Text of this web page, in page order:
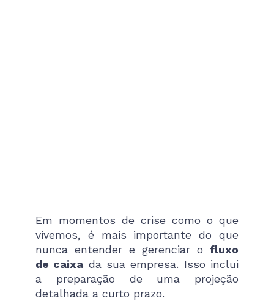
Em momentos de crise como o que
vivemos, é mais importante do que
nunca entender e gerenciar o fluxo
de caixa da sua empresa. Isso inclui
a preparação de uma projeção
detalhada a curto prazo.